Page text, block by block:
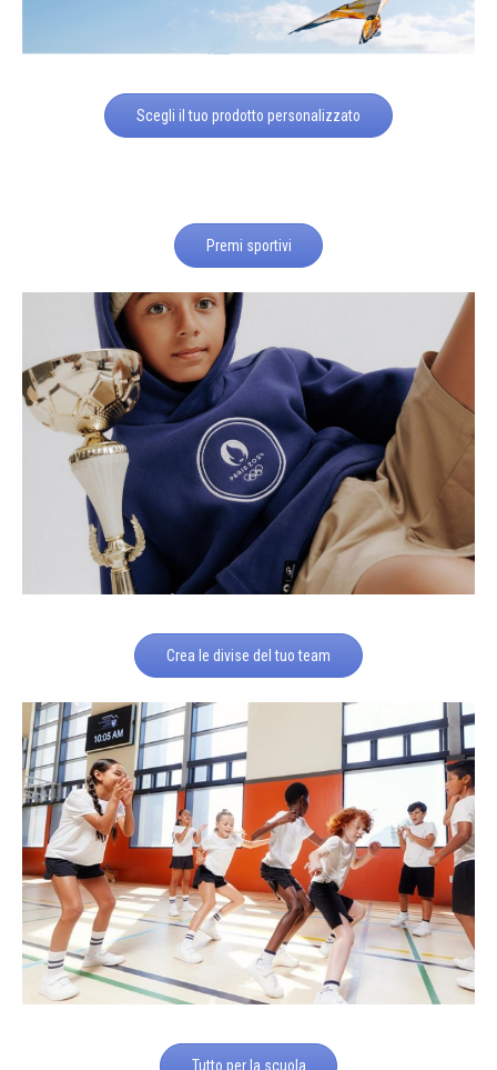
Scegli il tuo prodotto personalizzato
Premi sportivi
Crea le divise del tuo team
Tutto per la scuola